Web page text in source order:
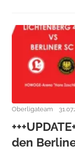
Oberligateam
den